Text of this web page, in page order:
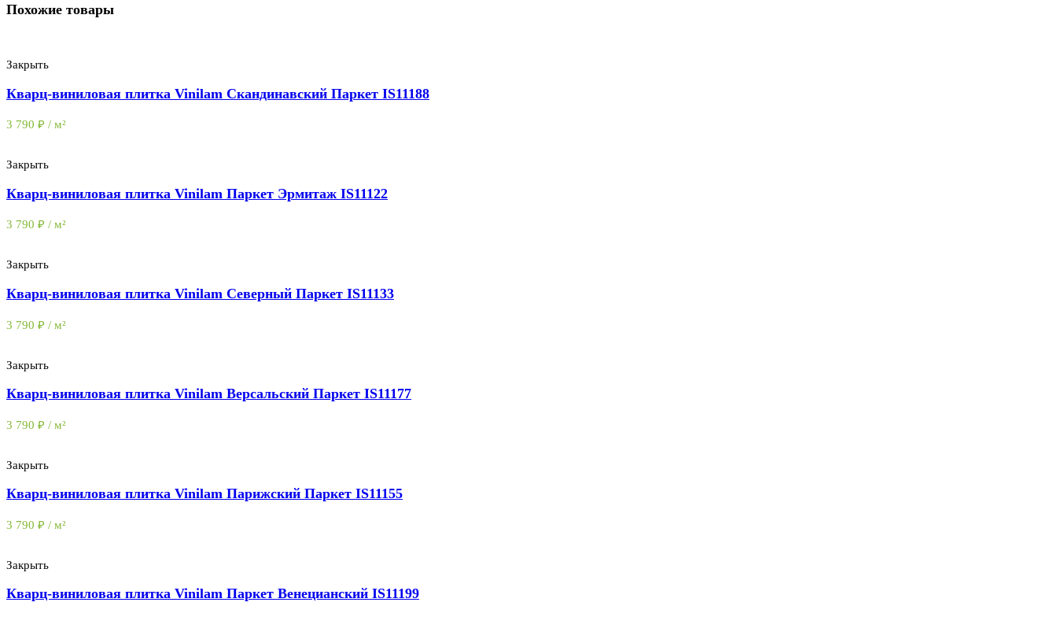
Похожие товары
Закрыть
Кварц-виниловая плитка Vinilam Скандинавский Паркет IS11188
3 790 ₽ / м²
Закрыть
Кварц-виниловая плитка Vinilam Паркет Эрмитаж IS11122
3 790 ₽ / м²
Закрыть
Кварц-виниловая плитка Vinilam Северный Паркет IS11133
3 790 ₽ / м²
Закрыть
Кварц-виниловая плитка Vinilam Версальский Паркет IS11177
3 790 ₽ / м²
Закрыть
Кварц-виниловая плитка Vinilam Парижский Паркет IS11155
3 790 ₽ / м²
Закрыть
Кварц-виниловая плитка Vinilam Паркет Венецианский IS11199